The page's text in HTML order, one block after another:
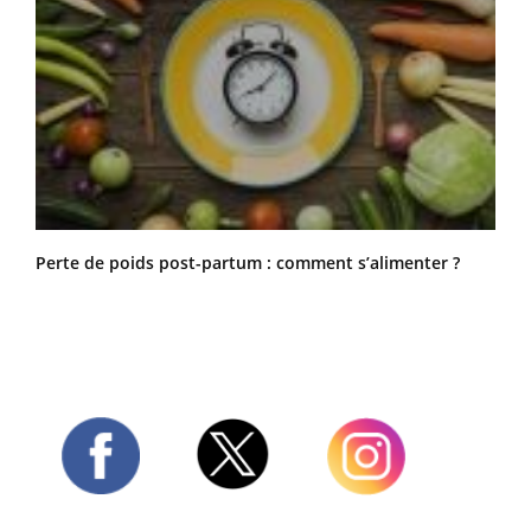
Perte de poids post-partum : comment s’alimenter ?